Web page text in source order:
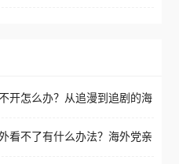
工作、留学、定居等，都
限制所困扰。
国加速器，即可解决「海
权限制」的问题，无论人
开怎么办？从追漫到追剧的海
看不了有什么办法？海外党亲